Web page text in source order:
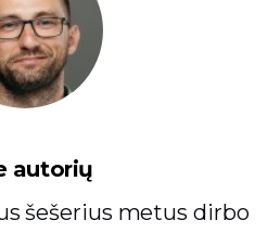
autorių
šešerius metus dirbo